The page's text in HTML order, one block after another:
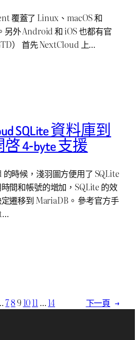
覆蓋了 Linux、macOS 和
外 Android 和 iOS 也都有官
） 首先 NextCloud 上…
SQLite 資料庫到
啓 4-byte 支援
時候，淺羽圖方便用了 SQLite
間和帳號的增加，SQLite 的效
遷移到 MariaDB。 參考官方手
7891011…14 下一頁 →